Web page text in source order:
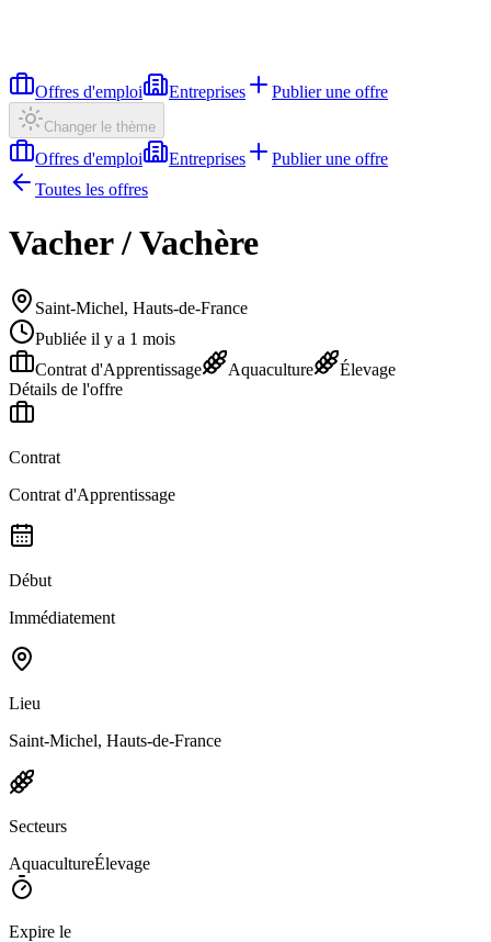
Offres d'emploi Entreprises Publier une offre
Changer le thème
Offres d'emploi Entreprises
Publier une offre
Toutes les offres
Vacher / Vachère
Saint-Michel, Hauts-de-France
Publiée il y a 1 mois
Contrat d'Apprentissage
Aquaculture
Élevage
Détails de l'offre
Contrat
Contrat d'Apprentissage
Début
Immédiatement
Lieu
Saint-Michel, Hauts-de-France
Secteurs
AquacultureÉlevage
Expire le